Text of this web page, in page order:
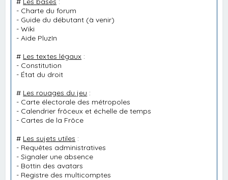
- Charte du forum
- Guide du débutant (à venir)
-Wiki
-Aide PluzIn
# Les textes légaux :
- Constitution
- État du droit
# Les rouages du jeu :
- Carte électorale des métropoles
- Calendrier frôceux et échelle de temps
- Cartes de la Frôce
# Les sujets utiles :
- Requêtes administratives
-Signaler une absence
- Bottin des avatars
- Registre des multicomptes